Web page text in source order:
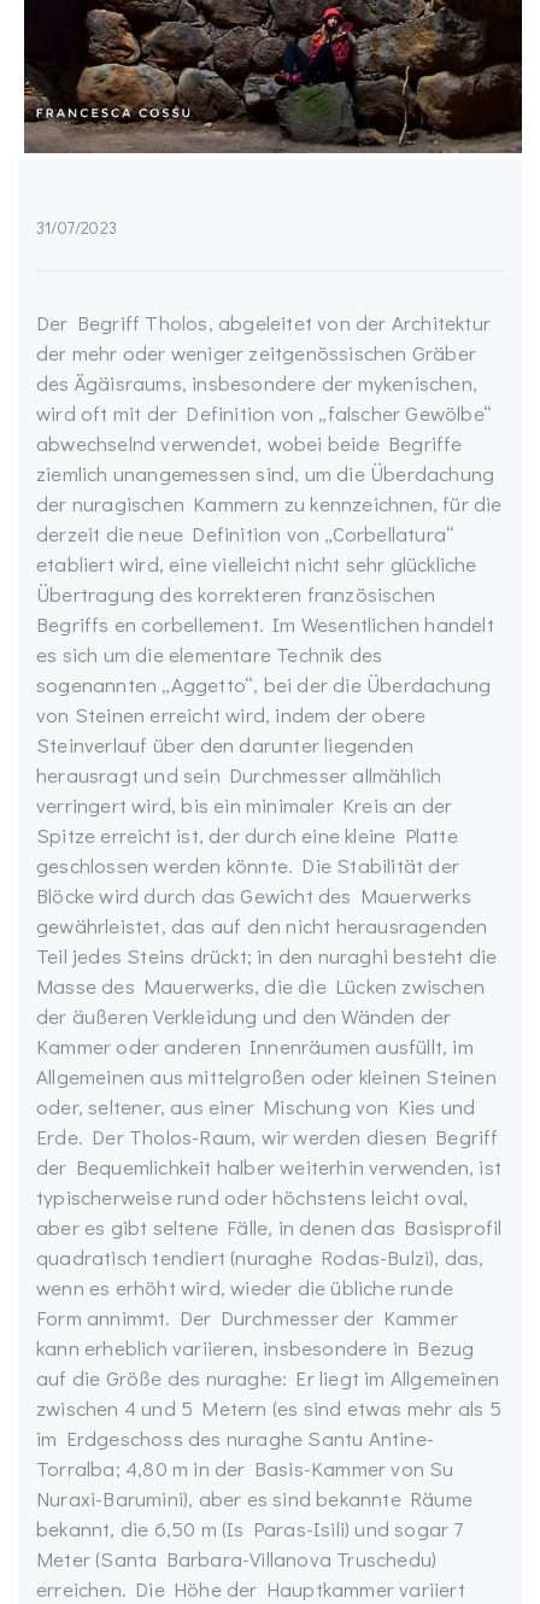
31/07/2023
Der Begriff Tholos, abgeleitet von der Architektur
der mehr oder weniger zeitgenössischen Gräber
des Ägäisraums, insbesondere der mykenischen,
wird oft mit der Definition von „falscher Gewölbe“
abwechselnd verwendet, wobei beide Begriffe
ziemlich unangemessen sind, um die Überdachung
der nuragischen Kammern zu kennzeichnen, für die
derzeit die neue Definition von „Corbellatura“
etabliert wird, eine vielleicht nicht sehr glückliche
Übertragung des korrekteren französischen
Begriffs en corbellement. Im Wesentlichen handelt
es sich um die elementare Technik des
sogenannten „Aggetto“, bei der die Überdachung
von Steinen erreicht wird, indem der obere
Steinverlauf über den darunter liegenden
herausragt und sein Durchmesser allmählich
verringert wird, bis ein minimaler Kreis an der
Spitze erreicht ist, der durch eine kleine Platte
geschlossen werden könnte. Die Stabilität der
Blöcke wird durch das Gewicht des Mauerwerks
gewährleistet, das auf den nicht herausragenden
Teil jedes Steins drückt; in den nuraghi besteht die
Masse des Mauerwerks, die die Lücken zwischen
der äußeren Verkleidung und den Wänden der
Kammer oder anderen Innenräumen ausfüllt, im
Allgemeinen aus mittelgroßen oder kleinen Steinen
oder, seltener, aus einer Mischung von Kies und
Erde. Der Tholos-Raum, wir werden diesen Begriff
der Bequemlichkeit halber weiterhin verwenden, ist
typischerweise rund oder höchstens leicht oval,
aber es gibt seltene Fälle, in denen das Basisprofil
quadratisch tendiert (nuraghe Rodas-Bulzi), das,
wenn es erhöht wird, wieder die übliche runde
Form annimmt. Der Durchmesser der Kammer
kann erheblich variieren, insbesondere in Bezug
auf die Größe des nuraghe: Er liegt im Allgemeinen
zwischen 4 und 5 Metern (es sind etwas mehr als 5
im Erdgeschoss des nuraghe Santu Antine-
Torralba; 4,80 m in der Basis-Kammer von Su
Nuraxi-Barumini), aber es sind bekannte Räume
bekannt, die 6,50 m (Is Paras-Isili) und sogar 7
Meter (Santa Barbara-Villanova Truschedu)
erreichen. Die Höhe der Hauptkammer variiert